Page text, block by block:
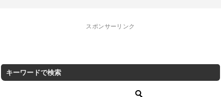
スポンサーリンク
キーワードで検索